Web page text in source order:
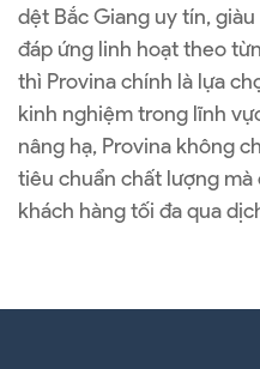
dệt Bắc Giang uy tín,
đáp ứng linh hoạt theo
thì Provina chính là lựa
kinh nghiệm trong lĩnh
nâng hạ, Provina không
tiêu chuẩn chất lượng
khách hàng tối đa qua